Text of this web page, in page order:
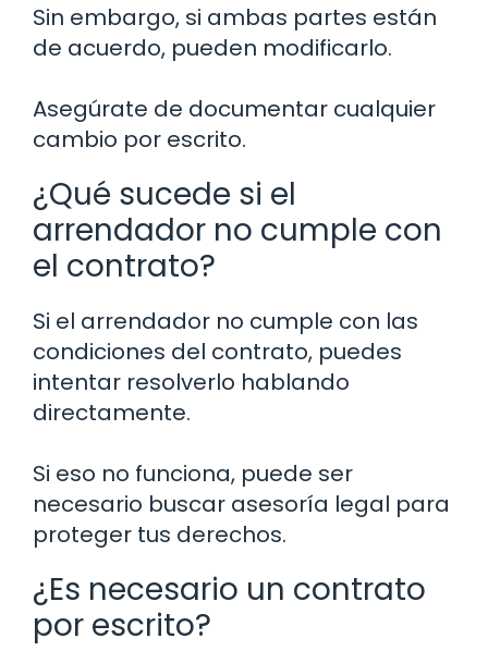
Sin embargo, si ambas partes están
de acuerdo, pueden modificarlo.
Asegúrate de documentar cualquier
cambio por escrito.
¿Qué sucede si el
arrendador no cumple con
el contrato?
Si el arrendador no cumple con las
condiciones del contrato, puedes
intentar resolverlo hablando
directamente.
Si eso no funciona, puede ser
necesario buscar asesoría legal para
proteger tus derechos.
¿Es necesario un contrato
por escrito?